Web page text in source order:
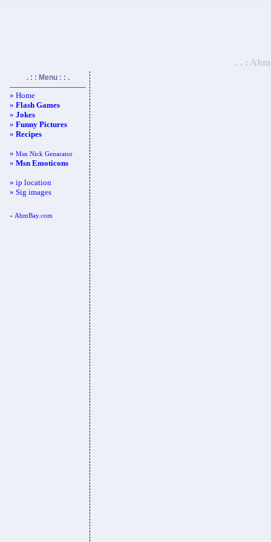
. . :
. : : Menu : : .
» Home
»Flash Games
»Jokes
»Funny Pictures
»Recipes
»Msn Nick Genarator
»Msn Emoticons
» ip location
» Sig images
« AhmBay.com